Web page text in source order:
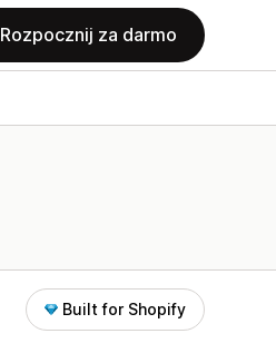
Rozpocznij za darmo
Built for Shopify